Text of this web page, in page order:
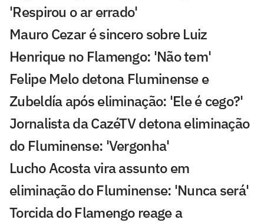
'Respirou o ar errado'
Mauro Cezar é sincero sobre Luiz
Henrique no Flamengo: 'Não tem'
Felipe Melo detona Fluminense e
Zubeldía após eliminação: 'Ele é cego?'
Jornalista da CazéTV detona eliminação
do Fluminense: 'Vergonha'
Lucho Acosta vira assunto em
eliminação do Fluminense: 'Nunca será'
Torcida do Flamengo reage a